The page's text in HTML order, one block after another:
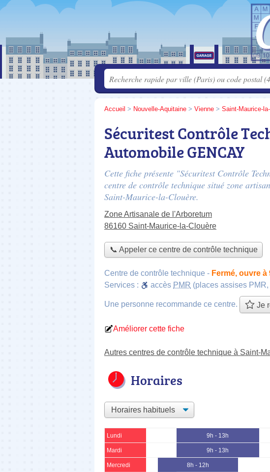
Accueil > Nouvelle-Aquitaine > Vienne > Saint-Maurice-
Sécuritest Contrôle
Automobile GENCAY
Cette fiche présente "Sécuritest Contrôle
centre de contrôle technique situé zone
Saint-Maurice-la-Clouère.
Zone Artisanale de l'Arboretum
86160 Saint-Maurice-la-Clouère
📞 Appeler ce centre de contrôle technique
Centre de contrôle technique - Fermé, ouvre à
Services :
accès PMR (places assises
Une personne recommande ce centre. Je
Améliorer cette fiche
Autres centres de contrôle technique à Saint-
Horaires
Lundi 9h - 13h
Mardi 9h - 13h
Mercredi 8h - 12h